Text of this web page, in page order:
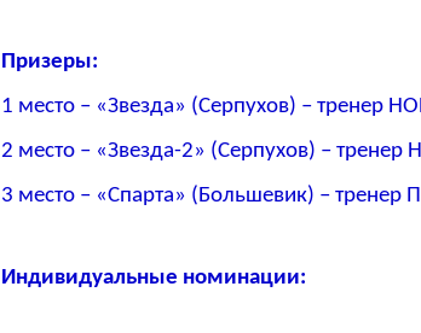
Призеры:
1 место – «Звезда» (Серпухов) – тренер
2 место – «Звезда-2» (Серпухов) –
3 место – «Спарта» (Большевик) –
Индивидуальные номинации: